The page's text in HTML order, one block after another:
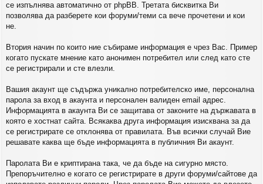
се изпълнява автоматично от phpBB. Третата бисквитка Ви
позволява да разберете кои форуми/теми са вече прочетени и кои
не.
Втория начин по които ние събираме информация е чрез Вас. Пример
когато пускате мнение като анонимен потребител или след като сте
се регистрирали и сте влезли.
Вашия акаунт ще съдържа уникално потребителско име, персонална
парола за вход в акаунта и персонален валиден email адрес.
Информацията в акаунта Ви се защитава от законите на държавата в
която е хостнат сайта. Всякаква друга информация изисквана за да
се регистрирате се отклонява от правилата. Във всички случай Вие
решавате каква ще бъде информацията в публичния Ви акаунт.
Паролата Ви е криптирана така, че да бъде на сигурно място.
Препоръчително е когато се регистрирате в други форуми/сайтове да